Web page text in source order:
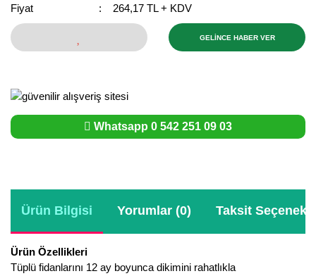
Fiyat
264,17 TL + KDV
GELİNCE HABER VER
Whatsapp 0 542 251 09 03
Ürün Bilgisi Yorumlar (0) Taksit
Ürün Özellikleri
Tüplü fidanlarını 12 ay boyunca dikimini rahatlıkla